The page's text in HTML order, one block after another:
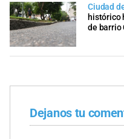
Ciudad
histórico
de barrio
Dejanos tu